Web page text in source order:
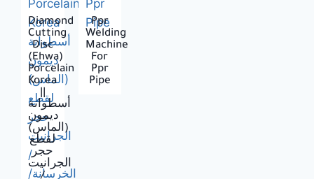
Diamond
Cutting
Disc
(Ehwa)
Porcelain
Korea
أسطوانة
ديمون
(الماس)
لقطع
حجر
الجرانيت
Ppr
Welding
Machine
For
Ppr
Pipe